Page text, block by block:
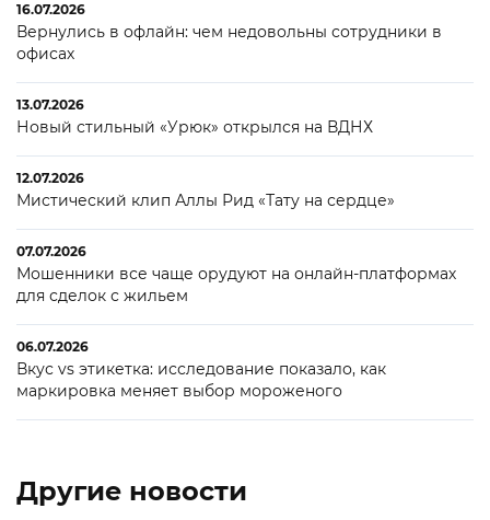
16.07.2026
Вернулись в офлайн: чем недовольны сотрудники в
офисах
13.07.2026
Новый стильный «Урюк» открылся на ВДНХ
12.07.2026
Мистический клип Аллы Рид «Тату на сердце»
07.07.2026
Мошенники все чаще орудуют на онлайн-платформах
для сделок с жильем
06.07.2026
Вкус vs этикетка: исследование показало, как
маркировка меняет выбор мороженого
Другие новости